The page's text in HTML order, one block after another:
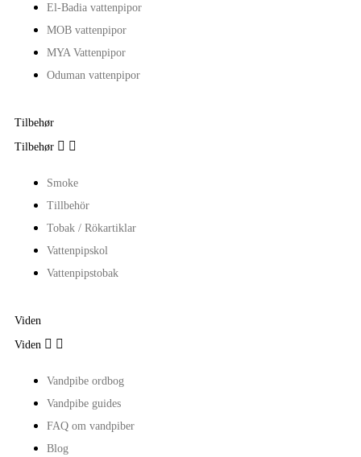
El-Badia vattenpipor
MOB vattenpipor
MYA Vattenpipor
Oduman vattenpipor
Tilbehør
Tilbehør  
Smoke
Tillbehör
Tobak / Rökartiklar
Vattenpipskol
Vattenpipstobak
Viden
Viden  
Vandpibe ordbog
Vandpibe guides
FAQ om vandpiber
Blog